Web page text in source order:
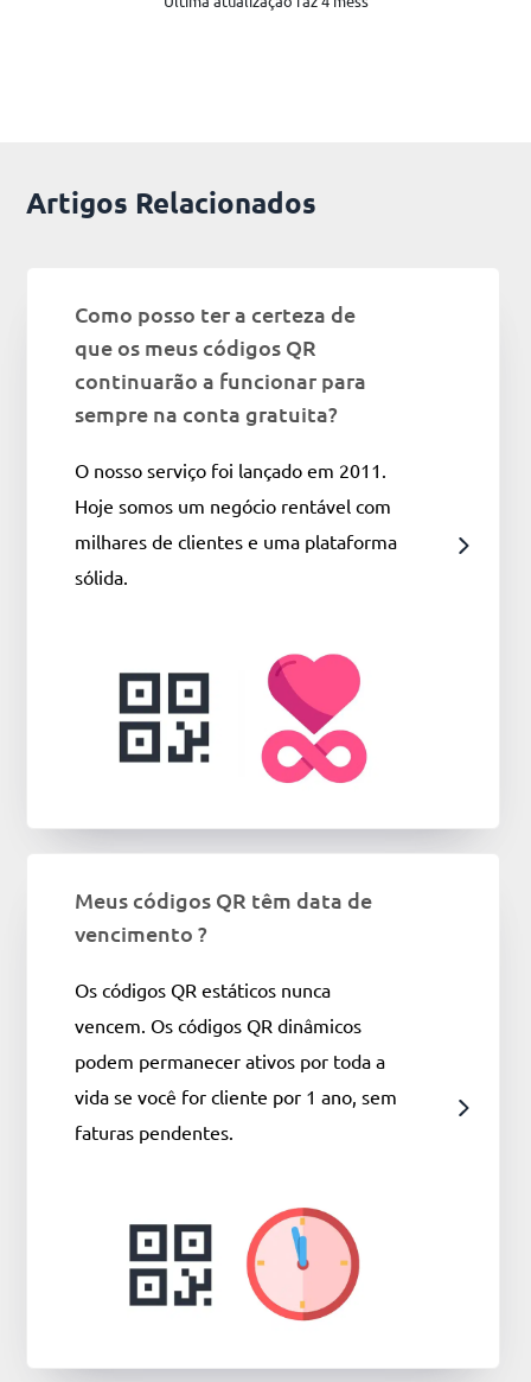
Artigos Relacionados
Como posso ter a certeza de
que os meus códigos QR
continuarão a funcionar para
sempre na conta gratuita?
O nosso serviço foi lançado em 2011.
Hoje somos um negócio rentável com
milhares de clientes e uma plataforma
sólida.
Meus códigos QR têm data de
vencimento ?
Os códigos QR estáticos nunca
vencem. Os códigos QR dinâmicos
podem permanecer ativos por toda a
vida se você for cliente por 1 ano, sem
faturas pendentes.